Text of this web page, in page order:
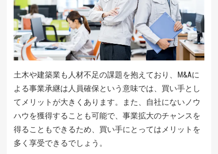
土木や建築業も人材不足の課題を抱えており、M&Aに
よる事業承継は人員確保という意味では、買い手とし
てメリットが大きくあります。また、自社にないノウ
ハウを獲得することも可能で、事業拡大のチャンスを
得ることもできるため、買い手にとってはメリットを
多く享受できるでしょう。